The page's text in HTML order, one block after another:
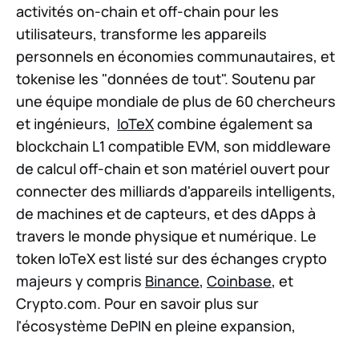
activités on-chain et off-chain pour les
utilisateurs, transforme les appareils
personnels en économies communautaires, et
tokenise les "données de tout". Soutenu par
une équipe mondiale de plus de 60 chercheurs
et ingénieurs, IoTeXcombine également sa
blockchain L1 compatible EVM, son middleware
de calcul off-chain et son matériel ouvert pour
connecter des milliards d'appareils intelligents,
de machines et de capteurs, et des dApps à
travers le monde physique et numérique. Le
token IoTeX est listé sur des échanges crypto
majeurs y compris Binance, Coinbase, et
Crypto.com. Pour en savoir plus sur
l'écosystème DePIN en pleine expansion,